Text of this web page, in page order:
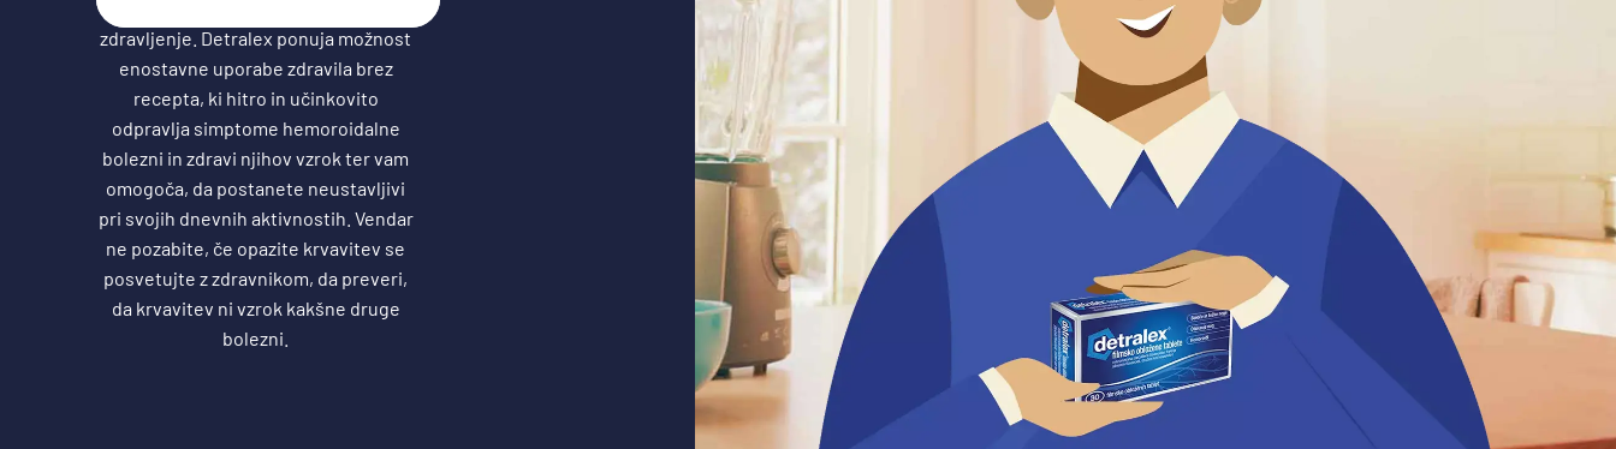
zdravljenje. Detralex ponuja možnost
enostavne uporabe zdravila brez
recepta, ki hitro in učinkovito
odpravlja simptome hemoroidalne
bolezni in zdravi njihov vzrok ter vam
omogoča, da postanete neustavljivi
pri svojih dnevnih aktivnostih. Vendar
ne pozabite, če opazite krvavitev se
posvetujte z zdravnikom, da preveri,
da krvavitev ni vzrok kakšne druge
bolezni.